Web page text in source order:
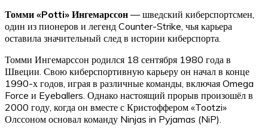
Томми «Potti» Ингемарссон — шведский киберспортсмен,
один из пионеров и легенд Counter-Strike, чья карьера
оставила значительный след в истории киберспорта.
Томми Ингемарссон родился 18 сентября 1980 года в
Швеции. Свою киберспортивную карьеру он начал в конце
1990-х годов, играя в различные команды, включая Omega
Force и Eyeballers. Однако настоящий прорыв произошёл в
2000 году, когда он вместе с Кристоффером «Tootzi»
Олссоном основал команду Ninjas in Pyjamas (NiP).